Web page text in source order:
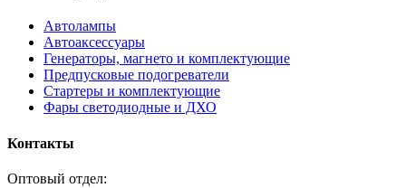
Автолампы
Автоаксессуары
Генераторы, магнето и комплектующие
Предпусковые подогреватели
Стартеры и комплектующие
Фары светодиодные и ДХО
Контакты
Оптовый отдел: